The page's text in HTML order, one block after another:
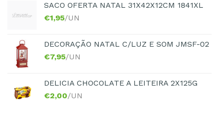
SACO OFERTA NATAL 31X42X12CM 1841XL
€1,95/UN
DECORAÇÃO NATAL C/LUZ E SOM JMSF-02
€7,95/UN
DELICIA CHOCOLATE A LEITEIRA 2X125G
€2,00/UN